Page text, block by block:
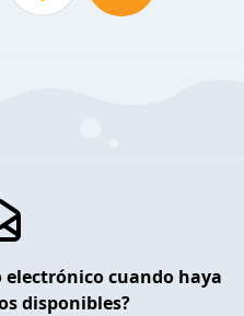
cuando haya
disponibles?